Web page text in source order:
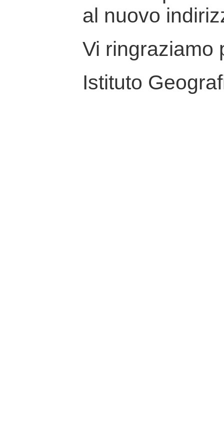
al nuovo
Vi ringraziamo
Istituto